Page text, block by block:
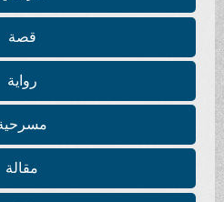
قصة
رواية
مسرحية
مقالة